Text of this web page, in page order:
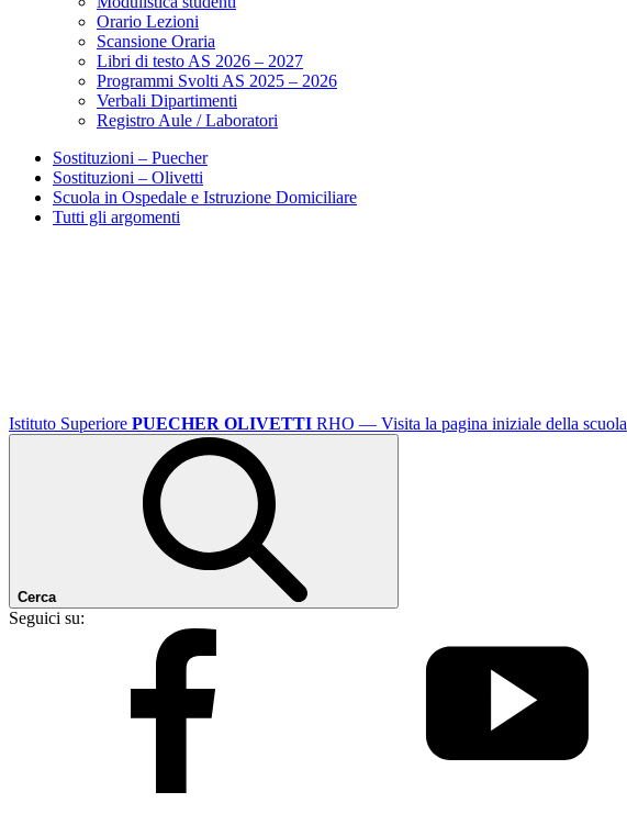
Orario Lezioni
Scansione Oraria
Libri di testo AS 2026 – 2027
Programmi Svolti AS 2025 – 2026
Verbali Dipartimenti
Registro Aule / Laboratori
Sostituzioni – Puecher
Sostituzioni – Olivetti
Scuola in Ospedale e Istruzione Domiciliare
Tutti gli argomenti
Istituto Superiore PUECHER OLIVETTI RHO — Visita la pagina iniziale della scuola
Cerca
Seguici su: